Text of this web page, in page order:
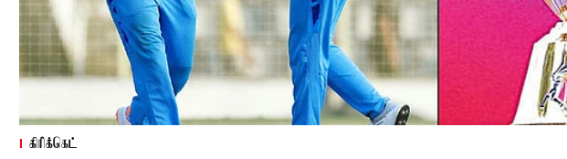
கிரிக்கெட்